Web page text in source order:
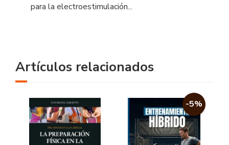
para la electroestimulación...
Artículos relacionados
-5%